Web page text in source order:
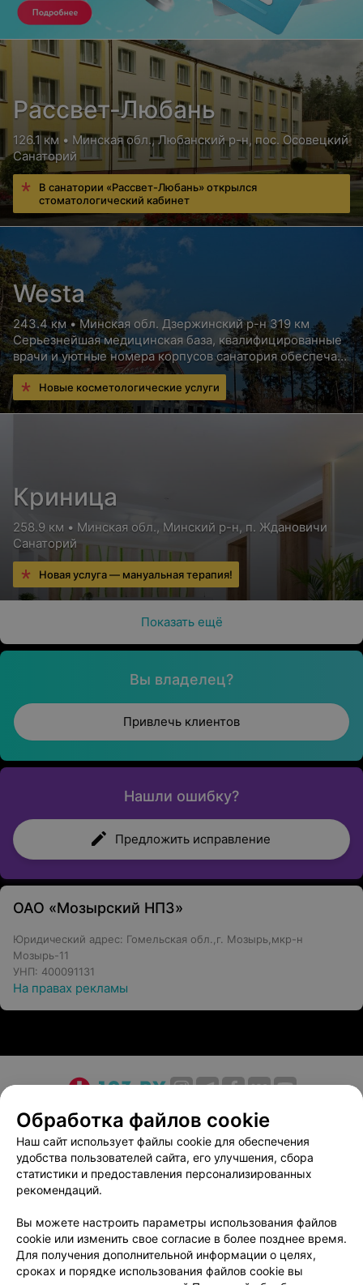
Рассвет-Любань
126.1 км • Минская обл., Любанский р-н, пос. Осовецкий
Санаторий
В санатории «Рассвет-Любань» открылся
стоматологический кабинет
Westa
243.4 км • Минская обл. Дзержинский р-н 319 км
Серьезнейшая медицинская база, квалифицированные
врачи и уютные номера корпусов санатория обеспечат
Вам высококлассный отдых с пользой для здоровья
Новые косметологические услуги
Криница
258.9 км • Минская обл., Минский р-н, п. Ждановичи
Санаторий
Новая услуга — мануальная терапия!
Показать ещё
Вы владелец?
Привлечь клиентов
Нашли ошибку?
Предложить исправление
ОАО «Мозырский НПЗ»
Юридический адрес: Гомельская обл.,г. Мозырь,мкр-н
Мозырь-11
УНП: 400091131
На правах рекламы
О проекте Новости проекта
Размещение рекламы
Медицинский маркетинг
Публичный договор
Пользовательское соглашение
Способы оплаты
Вакансии
Партнеры
Написать в поддержку
Персональные настройки cookie
Обработка персональных данных
Обработка файлов cookie
Наш сайт использует файлы cookie для обеспечения
удобства пользователей сайта, его улучшения, сбора
статистики и предоставления персонализированных
рекомендаций.
Вы можете настроить параметры использования файлов
cookie или изменить свое согласие в более позднее время.
Для получения дополнительной информации о целях,
сроках и порядке использования файлов cookie вы